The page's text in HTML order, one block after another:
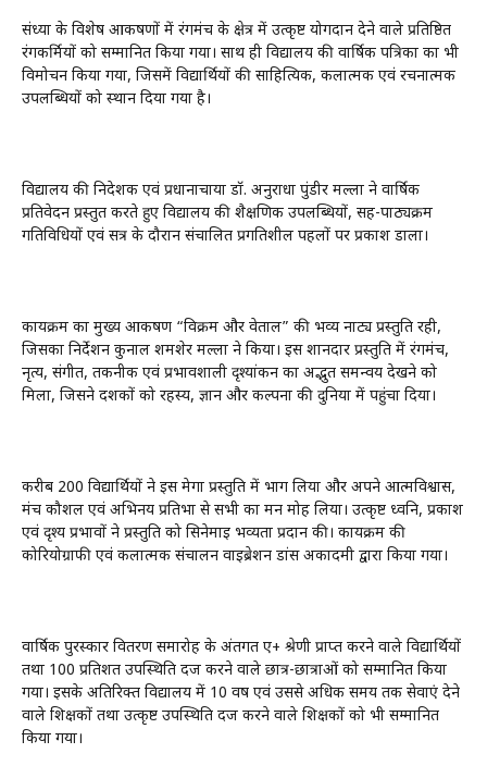
संध्या के विशेष आकर्षणों में रंगमंच के क्षेत्र में उत्कृष्ट योगदान देने वाले प्रतिष्ठित
रंगकर्मियों को सम्मानित किया गया। साथ ही विद्यालय की वार्षिक पत्रिका का भी
विमोचन किया गया, जिसमें विद्यार्थियों की साहित्यिक, कलात्मक एवं रचनात्मक
उपलब्धियों को स्थान दिया गया है।
विद्यालय की निदेशक एवं प्रधानाचार्या डॉ. अनुराधा पुंडीर मल्ला ने वार्षिक
प्रतिवेदन प्रस्तुत करते हुए विद्यालय की शैक्षणिक उपलब्धियों, सह-पाठ्यक्रम
गतिविधियों एवं सत्र के दौरान संचालित प्रगतिशील पहलों पर प्रकाश डाला।
कार्यक्रम का मुख्य आकर्षण “विक्रम और वेताल” की भव्य नाट्य प्रस्तुति रही,
जिसका निर्देशन कुनाल शमशेर मल्ला ने किया। इस शानदार प्रस्तुति में रंगमंच,
नृत्य, संगीत, तकनीक एवं प्रभावशाली दृश्यांकन का अद्भुत समन्वय देखने को
मिला, जिसने दर्शकों को रहस्य, ज्ञान और कल्पना की दुनिया में पहुंचा दिया।
करीब 200 विद्यार्थियों ने इस मेगा प्रस्तुति में भाग लिया और अपने आत्मविश्वास,
मंच कौशल एवं अभिनय प्रतिभा से सभी का मन मोह लिया। उत्कृष्ट ध्वनि, प्रकाश
एवं दृश्य प्रभावों ने प्रस्तुति को सिनेमाई भव्यता प्रदान की। कार्यक्रम की
कोरियोग्राफी एवं कलात्मक संचालन वाइब्रेशन डांस अकादमी द्वारा किया गया।
वार्षिक पुरस्कार वितरण समारोह के अंतर्गत ए+ श्रेणी प्राप्त करने वाले विद्यार्थियों
तथा 100 प्रतिशत उपस्थिति दर्ज करने वाले छात्र-छात्राओं को सम्मानित किया
गया। इसके अतिरिक्त विद्यालय में 10 वर्ष एवं उससे अधिक समय तक सेवाएं देने
वाले शिक्षकों तथा उत्कृष्ट उपस्थिति दर्ज करने वाले शिक्षकों को भी सम्मानित
किया गया।